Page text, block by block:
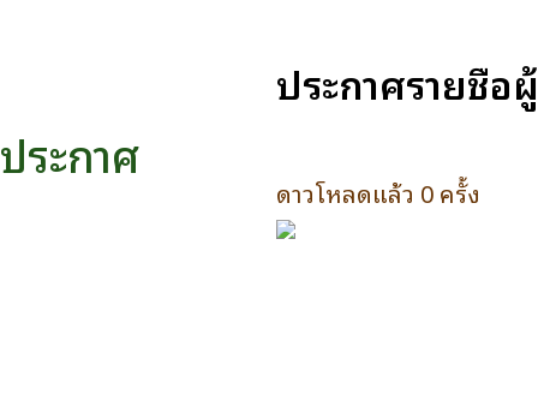
ประกาศ
ประกาศรายชื่
ดาวโหลดแล้ว 0 ครั้ง